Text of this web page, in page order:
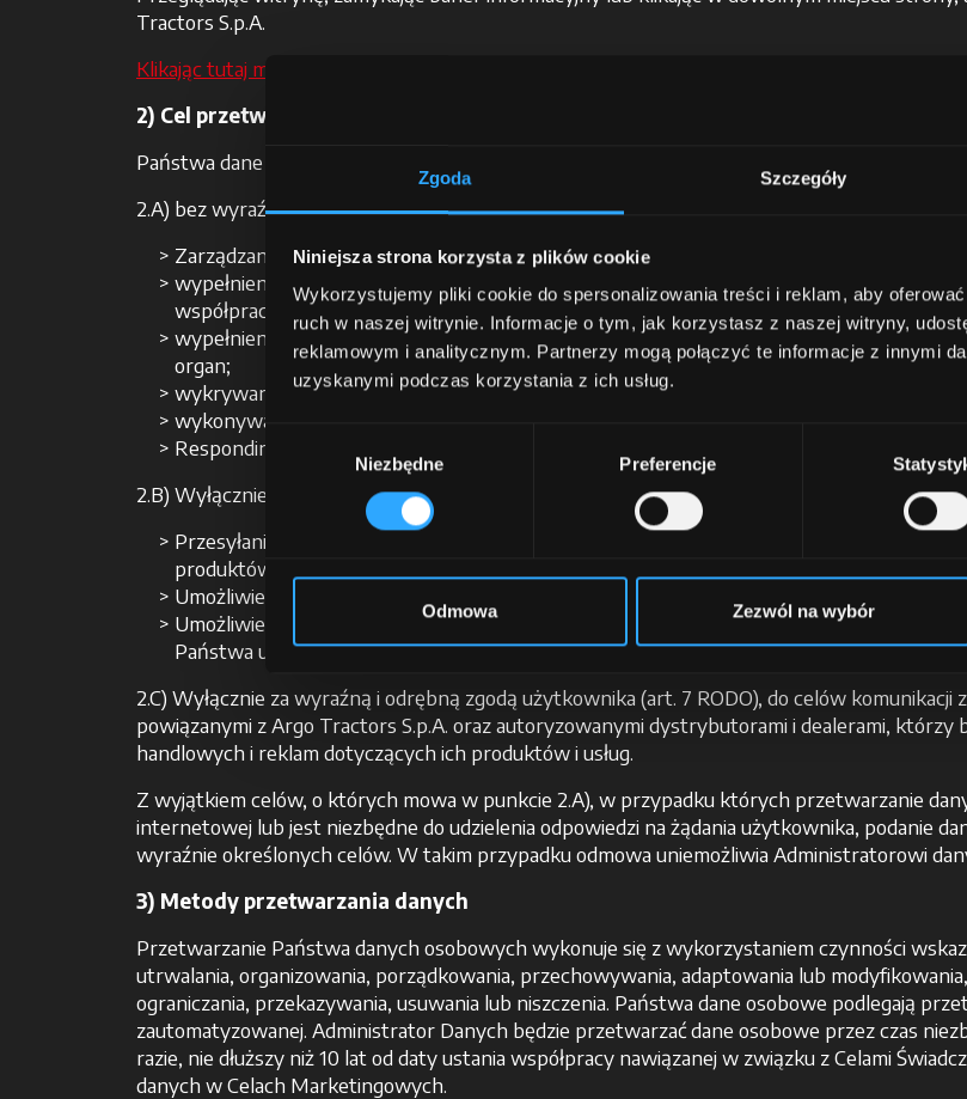
Zgoda Szczegóły
Niniejsza strona korzysta z plików cookie
Wykorzystujemy pliki cookie do spersonalizowania treści i reklam, aby
ruch w naszej witrynie. Informacje o tym, jak korzystasz z naszej witryny,
reklamowym i analitycznym. Partnerzy mogą połączyć te informacje z innymi
uzyskanymi podczas korzystania z ich usług.
Niezbędne Preferencje
Odmowa Zezwól na wybór
Tractors S.p.A.
Klikając tutaj mogą Państwo zapoznać się ze szczegółami Polityki Plików Cookie
2) Cel przetwarzania danych
Państwa dane osobowe przetwarza się:
2.A) bez wyraźnie wyartykułowanej zgody (przepisy art. 6 lit. b) i e) RODO) w poniższych
Zarządzanie i utrzymanie witryny internetowej;
wypełnienie zobowiązań przedumownych, umownych oraz zobowiązań wynikających
współpracy z Państwem;
wypełnienie zobowiązań przewidzianych przepisami ustaw, rozporządzeń,
organ;
wykrywanie oszustw lub nadużyć wobec witryny internetowej bądź przeciwdziałanie
wykonywanie praw Administratora Danych, na przykład prawa do obrony przed sądem;
Responding to your specific requests for contact or performing the services provided by
2.B) Wyłącznie za konkretną i wyraźnie wyartykułowaną zgodą (przepisy art. 7 RODO), dla
Przesyłanie Państwu, pocztą elektroniczną, biuletynów, komunikatów o charakterze
produktów lub usług oferowanych przez Administratora Danych;.
Umożliwienie Państwu zarejestrowania się w witrynie i uzyskanie dostępu do stref
Umożliwienie zasubskrybowania usługi rozsyłania biuletynu świadczonej przez
Państwa usług
2.C) Wyłącznie za wyraźną i odrębną zgodą użytkownika (art. 7 RODO), do celów
powiązanymi z Argo Tractors S.p.A. oraz autoryzowanymi dystrybutorami i dealerami, którzy
handlowych i reklam dotyczących ich produktów i usług.
Z wyjątkiem celów, o których mowa w punkcie 2.A), w przypadku których przetwarzanie
internetowej lub jest niezbędne do udzielenia odpowiedzi na żądania użytkownika, podanie
wyraźnie określonych celów. W takim przypadku odmowa uniemożliwia Administratorowi
3) Metody przetwarzania danych
Przetwarzanie Państwa danych osobowych wykonuje się z wykorzystaniem czynności
utrwalania, organizowania, porządkowania, przechowywania, adaptowania lub
ograniczania, przekazywania, usuwania lub niszczenia. Państwa dane osobowe podlegają
zautomatyzowanej. Administrator Danych będzie przetwarzać dane osobowe przez czas
razie, nie dłuższy niż 10 lat od daty ustania współpracy nawiązanej w związku z Celami
danych w Celach Marketingowych.